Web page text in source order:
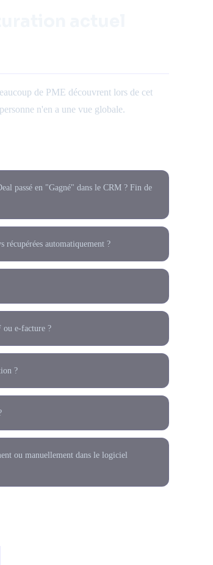
de PME découvrent lors de cet
n'en a une vue globale.
passé en "Gagné" dans le CRM ? Fin de
récupérées automatiquement ?
ou e-facture ?
?
ou manuellement dans le logiciel